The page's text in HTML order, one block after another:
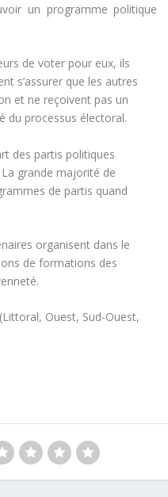
un programme politique
de voter pour eux, ils
s’assurer que les autres
et ne reçoivent pas un
du processus électoral.
des partis politiques
grande majorité de
de partis quand
organisent dans le
de formations des
Ouest, Sud-Ouest,